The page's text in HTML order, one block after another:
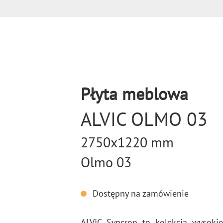
Płyta meblowa
ALVIC OLMO 03
2750x1220 mm
Olmo 03
Dostępny na zamówienie